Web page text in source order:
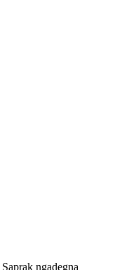
ngadegna